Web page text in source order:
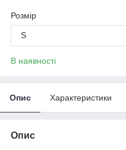
Розмір
S
В наявності
Опис Характеристики
Опис